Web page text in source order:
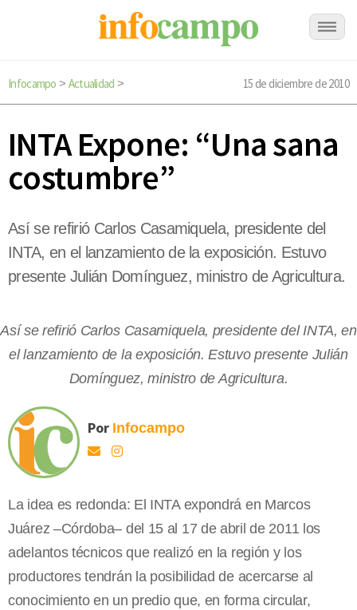
Infocampo > Actualidad > 15 de diciembre de 2010
INTA Expone: “Una sana
costumbre”
Así se refirió Carlos Casamiquela, presidente del
INTA, en el lanzamiento de la exposición. Estuvo
presente Julián Domínguez, ministro de Agricultura.
Así se refirió Carlos Casamiquela, presidente del INTA, en
el lanzamiento de la exposición. Estuvo presente Julián
Domínguez, ministro de Agricultura.
Por Infocampo
La idea es redonda: El INTA expondrá en Marcos
Juárez –Córdoba– del 15 al 17 de abril de 2011 los
adelantos técnicos que realizó en la región y los
productores tendrán la posibilidad de acercarse al
conocimiento en un predio que, en forma circular,